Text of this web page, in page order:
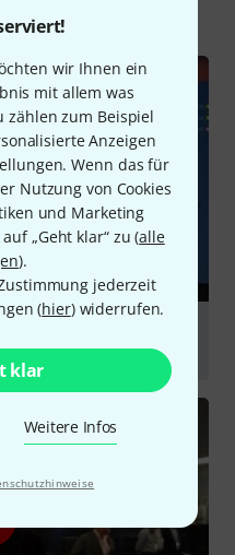
wir Ihnen ein
mit allem was
zählen zum Beispiel
Anzeigen
Wenn das für
Nutzung von Cookies
und Marketing
„Geht klar“ zu (alle
).
jederzeit
(hier) widerrufen.
klar
Weitere Infos
für 500er-Serie im